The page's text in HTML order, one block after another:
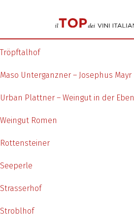
Tröpftalhof
Maso Unterganzner – Josephus Mayr
Urban Plattner – Weingut in der Eben
Weingut Romen
Rottensteiner
Seeperle
Strasserhof
Stroblhof